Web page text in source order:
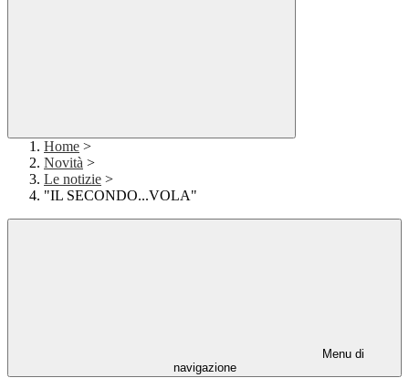
Home >
Novità >
Le notizie >
"IL SECONDO...VOLA"
Menu di
navigazione